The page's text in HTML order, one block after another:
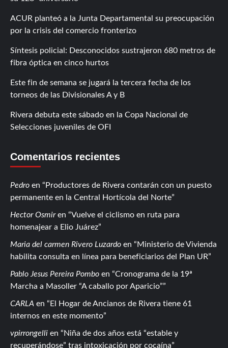
ACUR planteó a la Junta Departamental su preocupación
por la crisis del comercio fronterizo
Síntesis policial: Desconocidos sustrajeron 680 metros de
fibra óptica en cinco hurtos
Este fin de semana se jugará la tercera fecha de los
torneos de las Divisionales A y B
Rivera debuta este sábado en la Copa Nacional de
Selecciones juveniles de OFI
Comentarios recientes
Pedro en
Productores de Rivera contarán con un puesto
permanente en la Central Hortícola del Norte
Hector Osmiren
Vuelve el ciclismo en ruta para
homenajear a Elio Juárez
Maria del carmen Rivero Luzardo en
Ministerio de Vivienda
habilita consulta en línea para beneficiarios del Plan UR
Pablo Jesus Pereira Pombo en
Cronograma de la 19ª
Marcha a Masoller “A caballo por Aparicio”
CARLA en
El Hogar de Ancianos de Rivera tiene 61
internos en este momento
vpirrongelli en
Niña de dos años está “estable y
recuperándose” tras intoxicación por cocaína